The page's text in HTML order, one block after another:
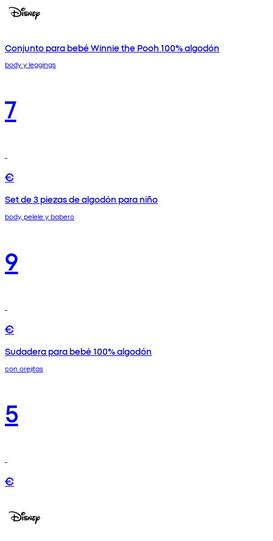
Conjunto para bebé Winnie the Pooh 100% algodón
body y leggings
7
€
Set de 3 piezas de algodón para niño
body, pelele y babero
9
€
Sudadera para bebé 100% algodón
con orejitas
5
€